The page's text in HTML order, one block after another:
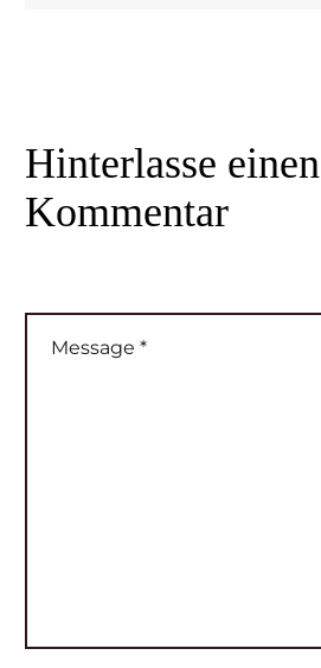
Hinterlasse einen
Kommentar